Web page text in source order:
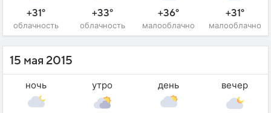
+31°
облачность
+33°
облачность
+36°
малооблачно
+31°
малооблачно
15 мая 2015
ночь утро день вечер